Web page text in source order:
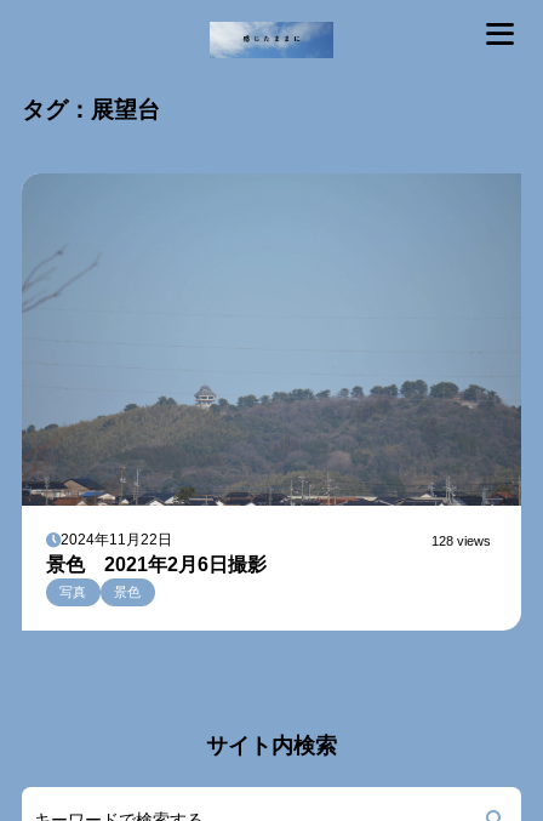
タグ：展望台
2024年11月22日 128 views
景色 2021年2月6日撮影
写真 景色
サイト内検索